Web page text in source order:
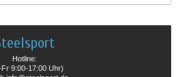
Hotline:
9:00-17:00 Uhr)